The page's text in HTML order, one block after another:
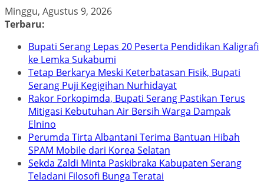
Skip
to
Minggu, Agustus 9, 2026
Terbaru:
Bupati Serang Lepas 20 Peserta Pendidikan Kaligrafi
ke Lemka Sukabumi
Tetap Berkarya Meski Keterbatasan Fisik, Bupati
Serang Puji Kegigihan Nurhidayat
Rakor Forkopimda, Bupati Serang Pastikan Terus
Mitigasi Kebutuhan Air Bersih Warga Dampak
Elnino
Perumda Tirta Albantani Terima Bantuan Hibah
SPAM Mobile dari Korea Selatan
Sekda Zaldi Minta Paskibraka Kabupaten Serang
Teladani Filosofi Bunga Teratai